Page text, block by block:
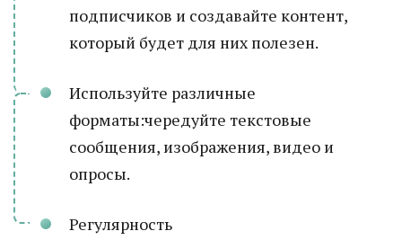
подписчиков и создавайте контент,
который будет для них полезен.
Используйте различные
форматы:чередуйте текстовые
сообщения, изображения, видео и
опросы.
Регулярность